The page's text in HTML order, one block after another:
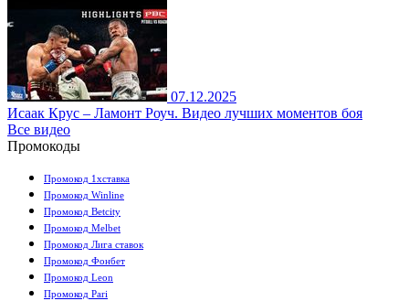
07.12.2025
Исаак Крус – Ламонт Роуч. Видео лучших моментов боя
Все видео
Промокоды
Промокод 1хставка
Промокод Winline
Промокод Betcity
Промокод Melbet
Промокод Лига ставок
Промокод Фонбет
Промокод Leon
Промокод Pari